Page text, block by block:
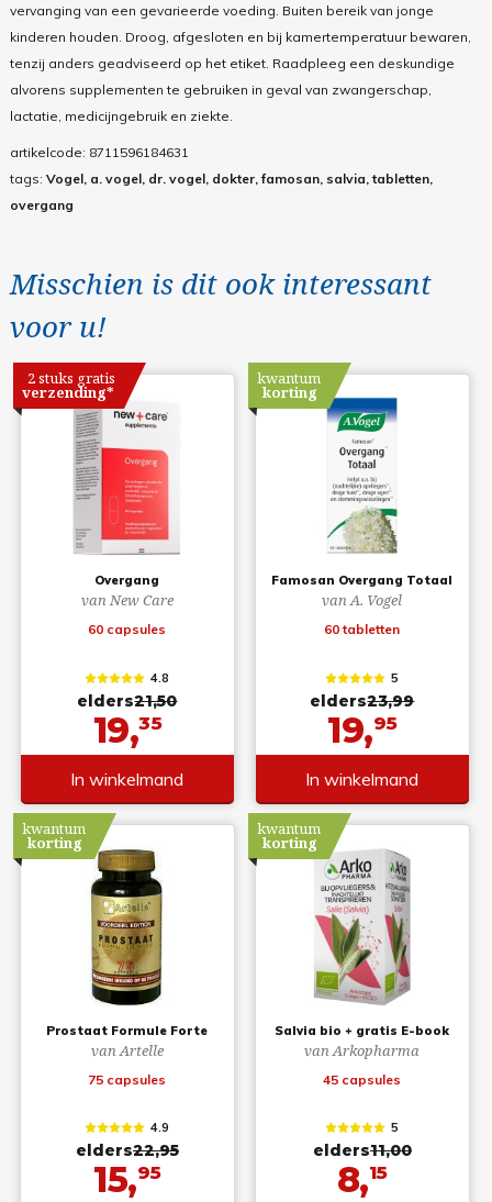
vervanging van een gevarieerde voeding. Buiten bereik van jonge
kinderen houden. Droog, afgesloten en bij kamertemperatuur bewaren,
tenzij anders geadviseerd op het etiket. Raadpleeg een deskundige
alvorens supplementen te gebruiken in geval van zwangerschap,
lactatie, medicijngebruik en ziekte.
artikelcode: 8711596184631
tags: Vogel, a. vogel, dr. vogel, dokter, famosan, salvia, tabletten,
overgang
Misschien is dit ook interessant
voor u!
Overgang
van New Care
60 capsules
2 stuks gratis
verzending*
4.8
elders21,50
19,35
In winkelmand
Famosan Overgang Totaal
van A. Vogel
60 tabletten
kwantum
korting
5
elders23,99
19,95
In winkelmand
Prostaat Formule Forte
van Artelle
75 capsules
kwantum
korting
4.9
elders22,95
15,95
Salvia bio + gratis E-book
van Arkopharma
45 capsules
kwantum
korting
5
elders11,00
8,15